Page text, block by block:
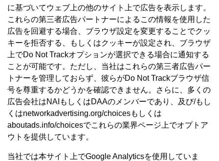
に基づいてウェブ上の他のサイト上で広告を表示します。
これらの第三者広告パートナーによるこの情報を使用した
広告を回避する場合、ブラウザ設定を変更することでクッ
キーを拒否する、もしくはクッキーが設定され、ブラウザ
上でDo Not Trackオプションが選択できる場合に通知する
ことが可能です。ただし、当社はこれらの第三者広告パー
トナーを管理しておらず、彼らがDo Not Trackブラウザ信
号を尊重するかどうかを確認できません。さらに、多くの
広告会社はNAIもしくはDAAのメンバーであり、及び/もし
くはnetworkadvertising.org/choicesもしくは
aboutads.info/choicesでこれらの業界ページ上でオプトア
ウトを提供しています。
当社では本サイト上でGoogle Analyticsを使用していま